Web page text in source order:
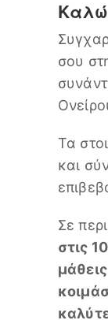
σου
Τα
και
Σε
στις